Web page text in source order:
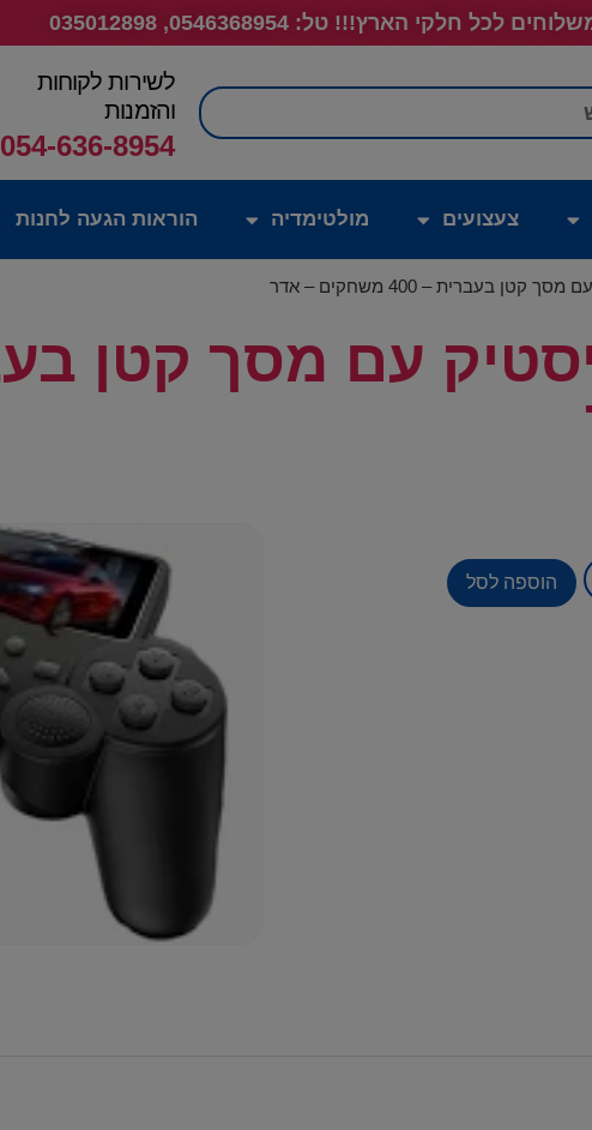
לכל חלקי הארץ!!! טל: 0546368954, 035012898
חיפוש
לשירות לקוחות
והזמנות
054-636-8954
צעצועים מולטימדיה הוראות הגעה לחנות
בעברית – 400 משחקים – אדר
הוספה לסל